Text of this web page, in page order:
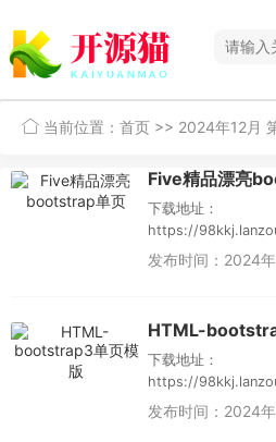
当前位置： 首页 >> 2024年12月
Five精品漂亮
下载地址：
https://
发布时间：2024
HTML-
下载地址：
https://
发布时间：2024